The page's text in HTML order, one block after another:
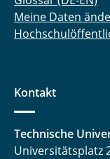
Meine Daten
Kontakt
Technische
Universitätsplatz